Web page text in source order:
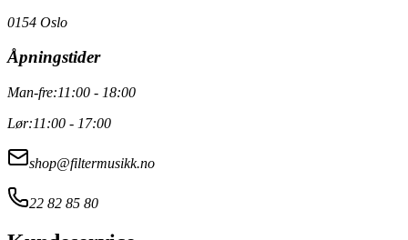
0154 Oslo
Åpningstider
Man-fre:11:00 - 18:00
Lør:11:00 - 17:00
shop@filtermusikk.no
22 82 85 80